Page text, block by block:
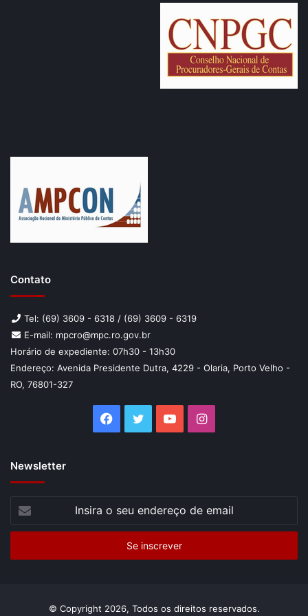
Contato
Tel: (69) 3609 - 6318 / (69) 3609 - 6319
E-mail: mpcro@mpc.ro.gov.br
Horário de expediente: 07h30 - 13h30
Endereço: Avenida Presidente Dutra, 4229 - Olaria, Porto Velho -
RO, 76801-327
Facebook
TwitterYouTubeInstagram
Newsletter
seu
de
© Copyright 2026, Todos os direitos reservados.